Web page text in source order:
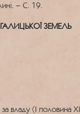
– С. 19.
ЗЕМЕЛЬ
владу (І половина